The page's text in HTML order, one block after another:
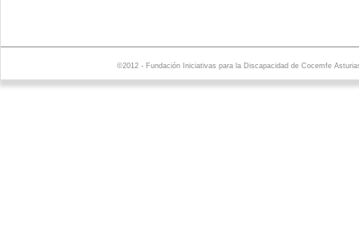
©2012 - Fundación Iniciativas para la Discapacidad de Cocemfe